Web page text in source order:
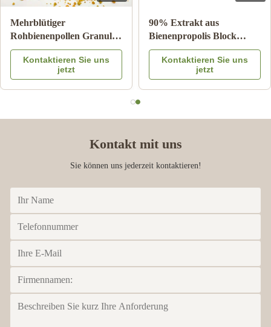
Mehrblütiger
Rohbienenpollen Granulat
25kg Karton
Nahrungsergänzungsmittel
Kontaktieren Sie uns
jetzt
90% Extrakt aus
Bienenpropolis Block
Bienenprodukte für die
Gesundheitsversorgung
aus Bienenstern
Kontaktieren Sie uns
jetzt
Kontakt mit uns
Sie können uns jederzeit kontaktieren!